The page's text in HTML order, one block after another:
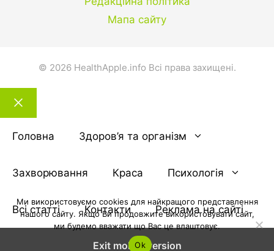
Мапа сайту
© 2026 HealthApple.info Всі права захищені.
Закрити
тему
Головна Здоров’я та організм
Захворювання Краса Психологія
Всі статті Контакти Реклама на сайті
Exit mobile version
Ми використовуємо cookies для найкращого представлення
нашого сайту. Якщо Ви продовжите використовувати сайт,
ми будемо вважати що Вас це влаштовує.
Ok